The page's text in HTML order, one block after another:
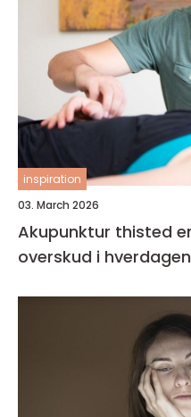
inspiration
03. March 2026
Akupunktur thisted en naturlig vej til mere
overskud i hverdagen